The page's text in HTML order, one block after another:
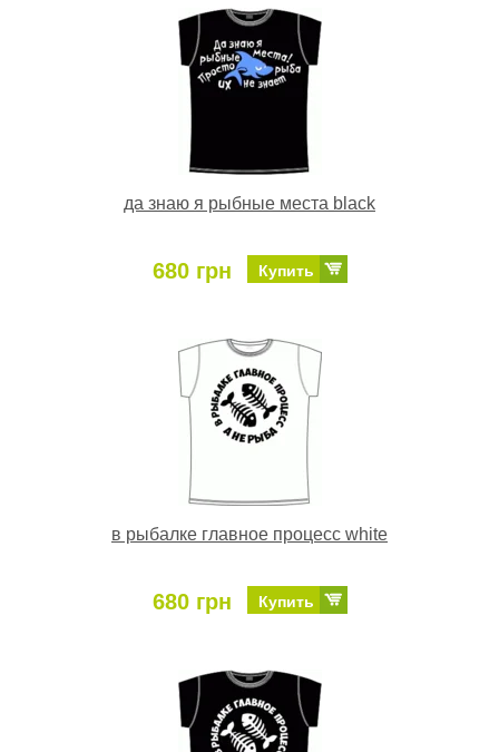
да знаю я рыбные места black
680 грн Купить
в рыбалке главное процесс white
680 грн Купить